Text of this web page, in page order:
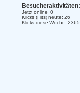
Besucheraktivitäten:
Jetzt online: 0
Klicks (Hits) heute: 26
Klicks diese Woche: 2365